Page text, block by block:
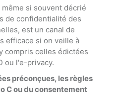
si souvent décrié
de confidentialité des
est un canal de
efficace si on veille à
compris celles édictées
ou l'e-privacy.
préconçues, les règles
C ou du consentement